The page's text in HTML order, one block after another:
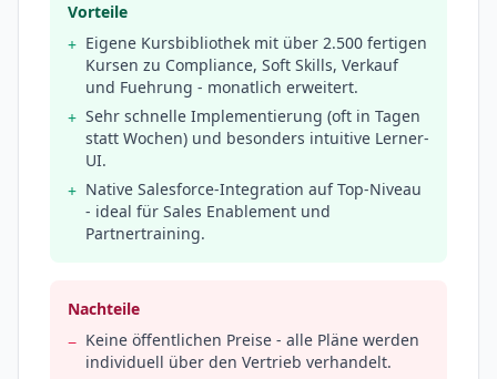
Vorteile
+ Eigene Kursbibliothek mit über 2.500 fertigen
Kursen zu Compliance, Soft Skills, Verkauf
und Fuehrung - monatlich erweitert.
+ Sehr schnelle Implementierung (oft in Tagen
statt Wochen) und besonders intuitive Lerner-
UI.
+ Native Salesforce-Integration auf Top-Niveau
- ideal für Sales Enablement und
Partnertraining.
Nachteile
− Keine öffentlichen Preise - alle Pläne werden
individuell über den Vertrieb verhandelt.